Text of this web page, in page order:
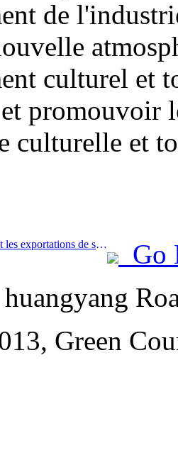
de
culturel et
promouvoir
culturelle et
Prev:Les importations et les exportations de services de voyage ont atteint 1 080,29 milliards de yuans au premier semestre de l'année
Go
Green